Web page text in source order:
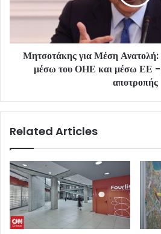
Μητσοτάκης για Μέση
μέσω του ΟΗΕ και μέσω ΕΕ
αποτροπής
Related Articles